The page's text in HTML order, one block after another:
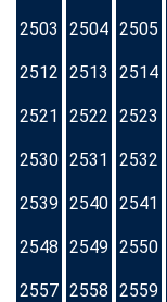
2503 2504 2505
2512 2513 2514
2521 2522 2523
2530 2531 2532
2539 2540 2541
2548 2549 2550
2557 2558 2559